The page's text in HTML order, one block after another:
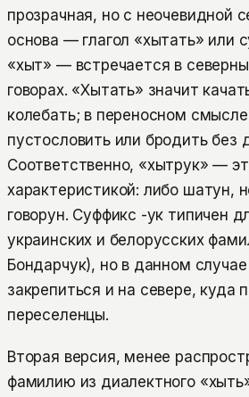
прозрачная, но с неочевидной
основа — глагол «хытать» или
«хыт» — встречается в
говорах. «Хытать» значит
колебать; в переносном
пустословить или бродить без
Соответственно, «хытрук» —
характеристикой: либо шатун,
говорун. Суффикс -ук типичен
украинских и белорусских
Бондарчук), но в данном
закрепиться и на севере, куда
переселенцы.
Вторая версия, менее
фамилию из диалектного